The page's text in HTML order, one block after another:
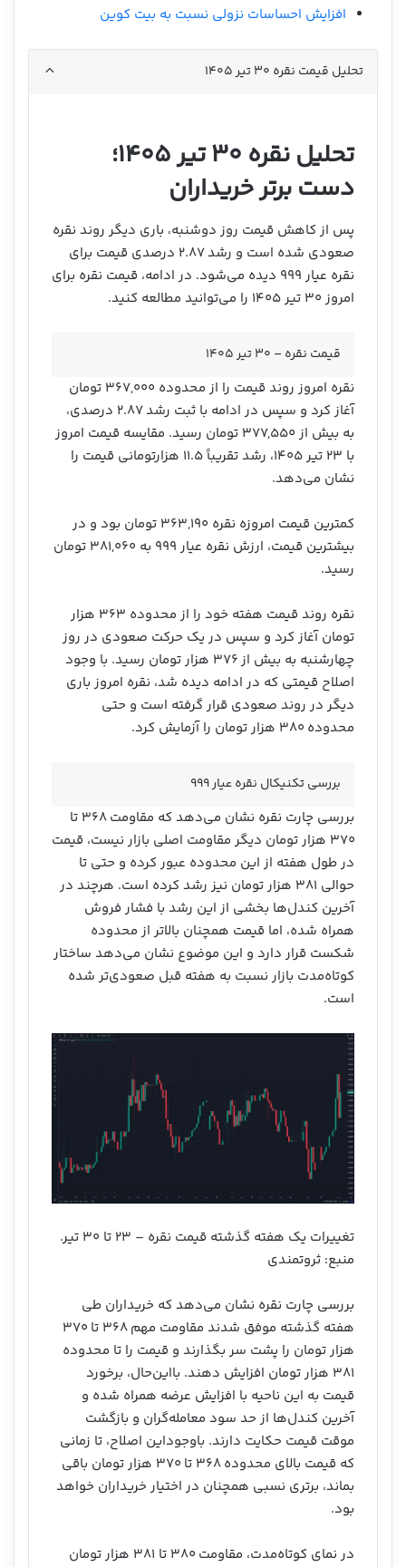
افزایش احساسات نزولی نسبت به بیت کوین
تحلیل قیمت نقره ۳۰ تیر ۱۴۰۵
تحلیل نقره ۳۰ تیر ۱۴۰۵؛
دست برتر خریداران
پس از کاهش قیمت روز دوشنبه، باری دیگر روند نقره
صعودی شده است و رشد ۲.۸۷ درصدی قیمت برای
نقره عیار ۹۹۹ دیده می‌شود. در ادامه، قیمت نقره برای
امروز ۳۰ تیر ۱۴۰۵ را می‌توانید مطالعه کنید.
قیمت نقره – ۳۰ تیر ۱۴۰۵
نقره امروز روند قیمت را از محدوده ۳۶۷,۰۰۰ تومان
آغاز کرد و سپس در ادامه با ثبت رشد ۲.۸۷ درصدی،
به بیش از ۳۷۷,۵۵۰ تومان رسید. مقایسه قیمت امروز
با ۲۳ تیر ۱۴۰۵، رشد تقریباً ۱۱.۵ هزارتومانی قیمت را
نشان می‌دهد.
کمترین قیمت امروزه نقره ۳۶۳,۱۹۰ تومان بود و در
بیشترین قیمت، ارزش نقره عیار ۹۹۹ به ۳۸۱,۰۶۰ تومان
رسید.
نقره روند قیمت هفته خود را از محدوده ۳۶۳ هزار
تومان آغاز کرد و سپس در یک حرکت صعودی در روز
چهارشنبه به بیش از ۳۷۶ هزار تومان رسید. با وجود
اصلاح قیمتی که در ادامه دیده شد، نقره امروز باری
دیگر در روند صعودی قرار گرفته است و حتی
محدوده ۳۸۰ هزار تومان را آزمایش کرد.
بررسی تکنیکال نقره عیار ۹۹۹
بررسی چارت نقره نشان می‌دهد که مقاومت ۳۶۸ تا
۳۷۰ هزار تومان دیگر مقاومت اصلی بازار نیست، قیمت
در طول هفته از این محدوده عبور کرده و حتی تا
حوالی ۳۸۱ هزار تومان نیز رشد کرده است. هرچند در
آخرین کندل‌ها بخشی از این رشد با فشار فروش
همراه شده، اما قیمت همچنان بالاتر از محدوده
شکست قرار دارد و این موضوع نشان می‌دهد ساختار
کوتاه‌مدت بازار نسبت به هفته قبل صعودی‌تر شده
است.
تغییرات یک هفته گذشته قیمت نقره – ۲۳ تا ۳۰ تیر.
منبع: ثروتمندی
بررسی چارت نقره نشان می‌دهد که خریداران طی
هفته گذشته موفق شدند مقاومت مهم ۳۶۸ تا ۳۷۰
هزار تومان را پشت سر بگذارند و قیمت را تا محدوده
۳۸۱ هزار تومان افزایش دهند. بااین‌حال، برخورد
قیمت به این ناحیه با افزایش عرضه همراه شده و
آخرین کندل‌ها از حد سود معامله‌گران و بازگشت
موقت قیمت حکایت دارند. باوجوداین اصلاح، تا زمانی
که قیمت بالای محدوده ۳۶۸ تا ۳۷۰ هزار تومان باقی
بماند، برتری نسبی همچنان در اختیار خریداران خواهد
بود.
در نمای کوتاه‌مدت، مقاومت ۳۸۰ تا ۳۸۱ هزار تومان